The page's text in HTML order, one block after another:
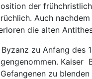
der
Auch
die alten
zu Anfang des
Kaiser
zu